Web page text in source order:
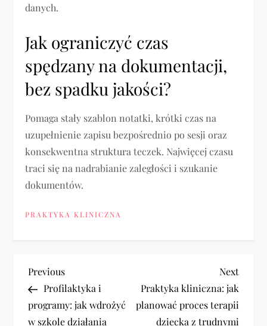
danych.
Jak ograniczyć czas
spędzany na dokumentacji,
bez spadku jakości?
Pomaga stały szablon notatki, krótki czas na
uzupełnienie zapisu bezpośrednio po sesji oraz
konsekwentna struktura teczek. Najwięcej czasu
traci się na nadrabianie zaległości i szukanie
dokumentów.
PRAKTYKA KLINICZNA
N
a
Previous
Post
Previous
Profilaktyka i
programy: jak wdrożyć
w szkole działania
Next
Post
Next
Praktyka kliniczna: jak
planować proces terapii
dziecka z trudnymi